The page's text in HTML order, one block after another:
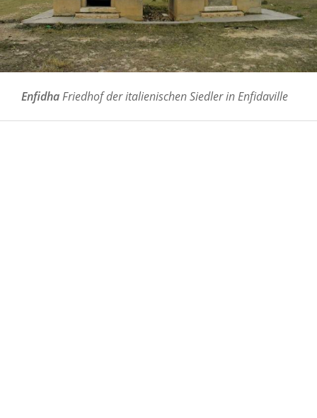
EnfidhaFriedhof der italienischen Siedler in Enfidaville